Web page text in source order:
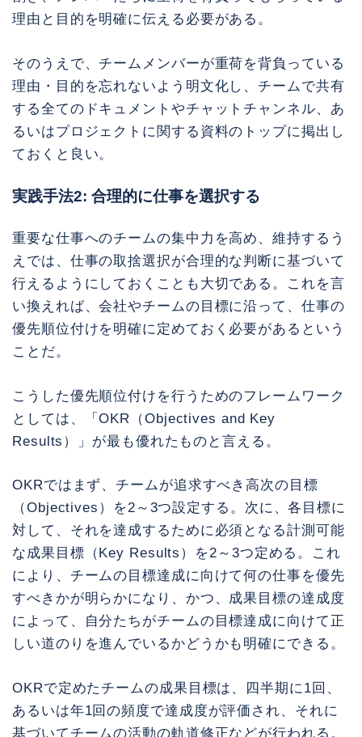
理由と目的を明確に伝える必要がある。
そのうえで、チームメンバーが重荷を背負っている
理由・目的を忘れないよう明文化し、チームで共有
する全てのドキュメントやチャットチャンネル、あ
るいはプロジェクトに関する資料のトップに掲出し
ておくと良い。
実践手法2: 合理的に仕事を選択する
重要な仕事へのチームの集中力を高め、維持するう
えでは、仕事の取捨選択が合理的な判断に基づいて
行えるようにしておくことも大切である。これを言
い換えれば、会社やチームの目標に沿って、仕事の
優先順位付けを明確に定めておく必要があるという
ことだ。
こうした優先順位付けを行うためのフレームワーク
としては、「OKR（Objectives and Key
Results）」が最も優れたものと言える。
OKRではまず、チームが追求すべき高次の目標
（Objectives）を2～3つ設定する。次に、各目標に
対して、それを達成するために必須となる計測可能
な成果目標（Key Results）を2～3つ定める。これ
により、チームの目標達成に向けて何の仕事を優先
すべきかが明らかになり、かつ、成果目標の達成度
によって、自分たちがチームの目標達成に向けて正
しい道のりを進んでいるかどうかも明確にできる。
OKRで定めたチームの成果目標は、四半期に1回、
あるいは年1回の頻度で達成度が評価され、それに
基づいてチームの活動の軌道修正などが行われる。